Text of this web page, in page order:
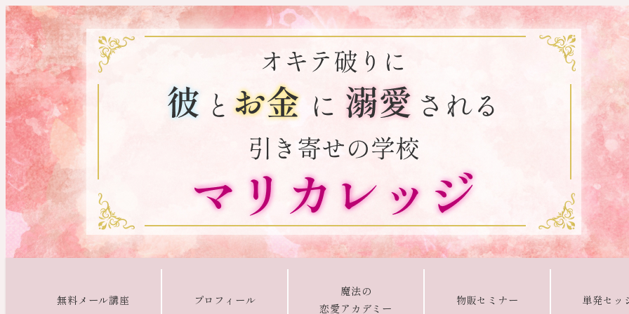
無料メール講座 プロフィール
魔法の
恋愛アカデミー
物販セミナー 単発セッ